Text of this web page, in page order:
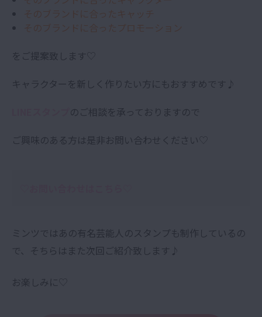
そのブランドに合ったキャッチ
そのブランドに合ったプロモーション
をご提案致します♡
キャラクターを新しく作りたい方にもおすすめです♪
のご相談を承っておりますので
ご興味のある方は是非お問い合わせください♡
ミンツではあの有名芸能人のスタンプも制作しているの
で、そちらはまた次回ご紹介致します♪
お楽しみに♡